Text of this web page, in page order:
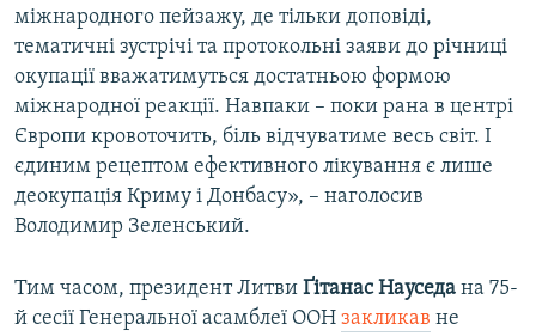
міжнародного пейзажу, де тільки доповіді,
тематичні зустрічі та протокольні заяви до річниці
окупації вважатимуться достатньою формою
міжнародної реакції. Навпаки – поки рана в центрі
Європи кровоточить, біль відчуватиме весь світ. І
єдиним рецептом ефективного лікування є лише
деокупація Криму і Донбасу», – наголосив
Володимир Зеленський.
Тим часом, президент Литви Ґітанас Науседа на 75-
й сесії Генеральної асамблеї ООН закликав не